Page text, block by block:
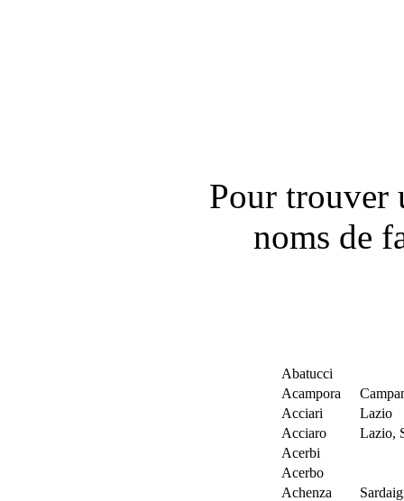
Pour trouver
noms de
Abatucci
Acampora
Acciari
Lazio
Acciaro
Lazio,
Acerbi
Acerbo
Achenza